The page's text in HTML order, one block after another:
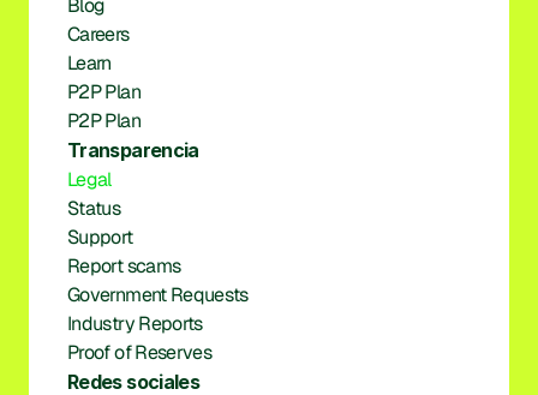
Blog
Careers
Learn
P2P Plan
P2P Plan
Transparencia
Legal
Status
Support
Report scams
Government Requests
Industry Reports
Proof of Reserves
Redes sociales